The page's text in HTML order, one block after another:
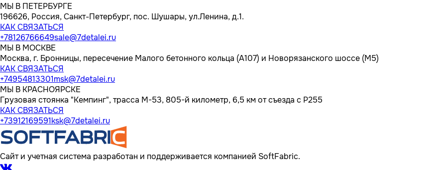
МЫ В ПЕТЕРБУРГЕ
196626, Россия, Санкт-Петербург, пос. Шушары, ул.Ленина, д.1.
КАК СВЯЗАТЬСЯ
+78126766649sale@7detalei.ru
МЫ В МОСКВЕ
Москва, г. Бронницы, пересечение Малого бетонного кольца (А107) и Новорязанского шоссе (М5)
КАК СВЯЗАТЬСЯ
+74954813301msk@7detalei.ru
МЫ В КРАСНОЯРСКЕ
Грузовая стоянка "Кемпинг", трасса M-53, 805-й километр, 6,5 км от съезда с Р255
КАК СВЯЗАТЬСЯ
+73912169591ksk@7detalei.ru
Сайт и учетная система разработан и поддерживается компанией SoftFabric.